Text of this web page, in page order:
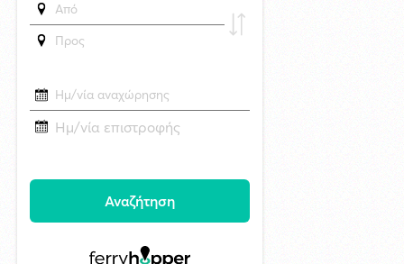
Επανεκλογή του Αθ. Κουσαθανά - Μέγα στη θέση του Προέδρου του
Λιμενικού Ταμείου Μυκόνου
6/8/2026 22:03
στην Άνω Σύρο